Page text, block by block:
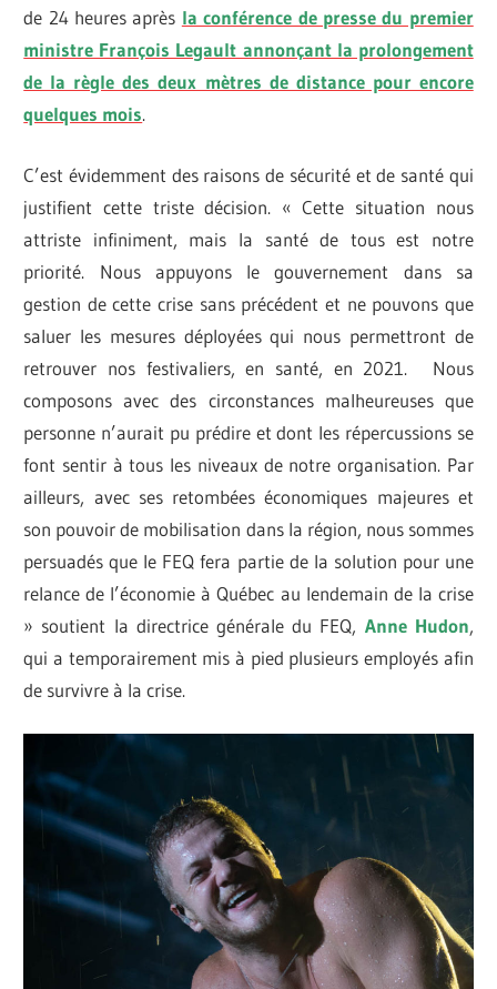
de 24 heures après la conférence de presse du premier
ministre François Legault annonçant la prolongement
de la règle des deux mètres de distance pour encore
quelques mois.
C’est évidemment des raisons de sécurité et de santé qui
justifient cette triste décision. « Cette situation nous
attriste infiniment, mais la santé de tous est notre
priorité. Nous appuyons le gouvernement dans sa
gestion de cette crise sans précédent et ne pouvons que
saluer les mesures déployées qui nous permettront de
retrouver nos festivaliers, en santé, en 2021. Nous
composons avec des circonstances malheureuses que
personne n’aurait pu prédire et dont les répercussions se
font sentir à tous les niveaux de notre organisation. Par
ailleurs, avec ses retombées économiques majeures et
son pouvoir de mobilisation dans la région, nous sommes
persuadés que le FEQ fera partie de la solution pour une
relance de l’économie à Québec au lendemain de la crise
» soutient la directrice générale du FEQ, Anne Hudon,
qui a temporairement mis à pied plusieurs employés afin
de survivre à la crise.